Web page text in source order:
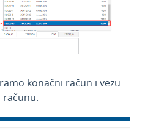
konačni račun i vezu
računu.